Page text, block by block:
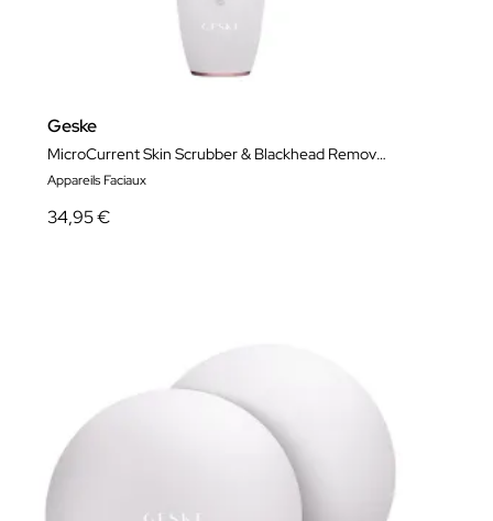
Geske
MicroCurrent Skin Scrubber & Blackhead Remover 9 in 1
Appareils Faciaux
34,95 €